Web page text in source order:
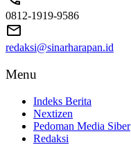
0812-1919-9586
redaksi@sinarharapan.id
Menu
Indeks Berita
Nextizen
Pedoman Media Siber
Redaksi